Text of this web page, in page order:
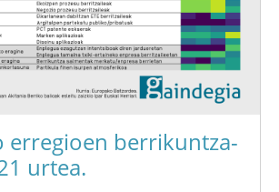
erregioen berrikuntza-
urtea.